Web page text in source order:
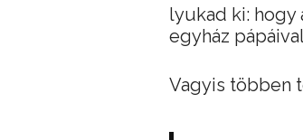
lyukad ki: hogy
egyház
Vagyis többen